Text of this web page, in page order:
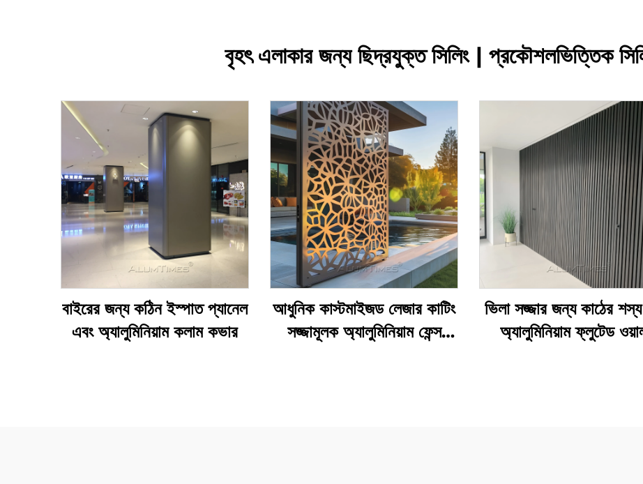
বৃহৎ এলাকার জন্য ছিদ্রযুক্ত সিলিং | প্রকৌশলভিত্তিক
বাইরের জন্য কঠিন ইস্পাত প্যানেল
এবং অ্যালুমিনিয়াম কলাম কভার
আধুনিক কাস্টমাইজড লেজার কাটিং
সজ্জামূলক অ্যালুমিনিয়াম ফেন্স
ভিলা সজ্জার জন্য কাঠের
অ্যালুমিনিয়াম ফ্লুটেড